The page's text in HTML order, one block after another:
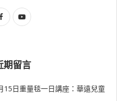
期留言
15⽇重量毯一日講座：華遠兒童